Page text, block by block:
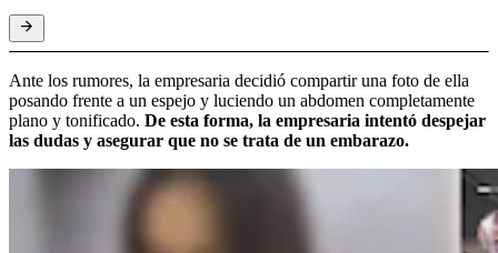
Ante los rumores, la empresaria decidió compartir una foto de ella
posando frente a un espejo y luciendo un abdomen completamente
plano y tonificado. De esta forma, la empresaria intentó despejar
las dudas y asegurar que no se trata de un embarazo.